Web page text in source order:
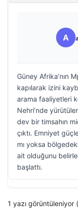
A
Güney Afrika’nın
kapılarak izini
arama faaliyetleri
Nehri’nde
dev bir timsahın
çıktı. Emniyet
mı yoksa
ait olduğunu
başlattı.
1 yazı görüntüleniyor